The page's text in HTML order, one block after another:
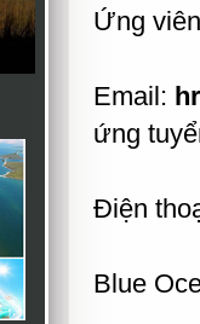
Ứng
Email:
ứng
Điện
Blue